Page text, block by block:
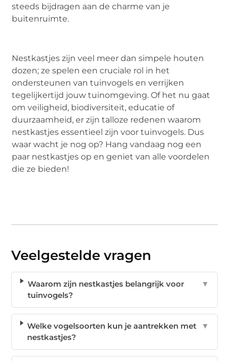
steeds bijdragen aan de charme van je
buitenruimte.
Nestkastjes zijn veel meer dan simpele houten
dozen; ze spelen een cruciale rol in het
ondersteunen van tuinvogels en verrijken
tegelijkertijd jouw tuinomgeving. Of het nu gaat
om veiligheid, biodiversiteit, educatie of
duurzaamheid, er zijn talloze redenen waarom
nestkastjes essentieel zijn voor tuinvogels. Dus
waar wacht je nog op? Hang vandaag nog een
paar nestkastjes op en geniet van alle voordelen
die ze bieden!
Veelgestelde vragen
Waarom zijn nestkastjes belangrijk voor
tuinvogels?
▼
Welke vogelsoorten kun je aantrekken met
nestkastjes?
▼